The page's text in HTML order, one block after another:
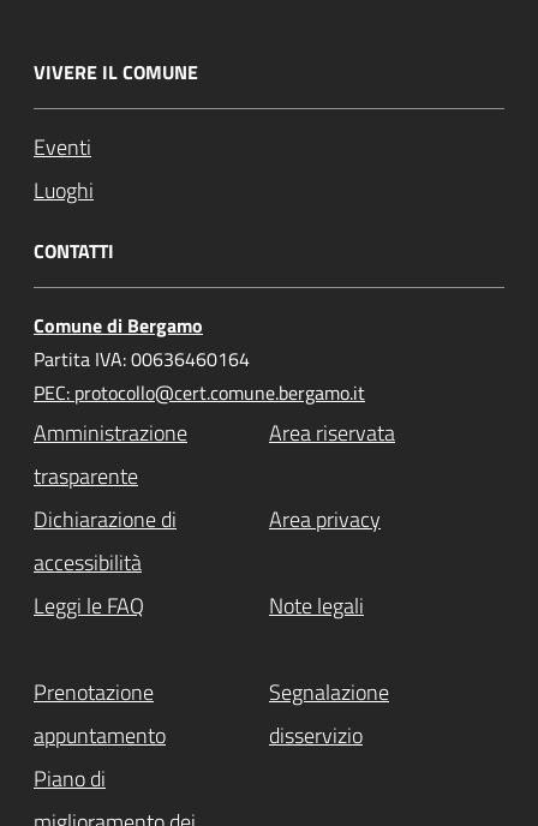
VIVERE IL COMUNE
Eventi
Luoghi
CONTATTI
Comune di Bergamo
Partita IVA: 00636460164
PEC: protocollo@cert.comune.bergamo.it
Amministrazione
trasparente
Area riservata
Dichiarazione di
accessibilità
Area privacy
Leggi le FAQ Note legali
Prenotazione
appuntamento
Segnalazione
disservizio
Piano di